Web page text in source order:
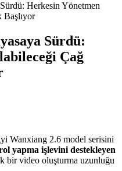
Herkesin Yönetmen
Başlıyor
Sürdü:
Çağ
Wanxiang 2.6 model serisini
yapma işlevini destekleyen
bir video oluşturma uzunluğu